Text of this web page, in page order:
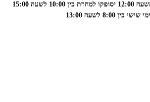
לשעה
15:00